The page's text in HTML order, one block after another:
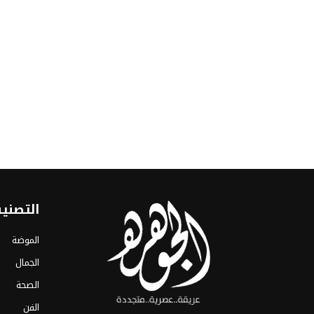
الموضة
الجمال
الصحة
الفن